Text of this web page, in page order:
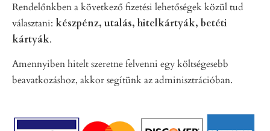
Rendelőnkben a következő fizetési lehetőségek közül tud
választani: készpénz, utalás, hitelkártyák, betéti
kártyák.
Amennyiben hitelt szeretne felvenni egy költségesebb
beavatkozáshoz, akkor segítünk az adminisztrációban.